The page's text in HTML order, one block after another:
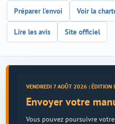
Préparer l'envoi Voir la
Lire les avis Site officiel
VENDREDI 7 AOÛT 2026 : ÉDITION
Envoyer votre
Vous pouvez poursuivre